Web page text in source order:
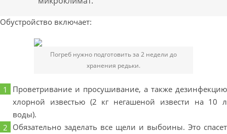
Обустройство включает:
Погреб нужно подготовить за 2 недели до
хранения редьки.
Проветривание и просушивание, а также дезинфекцию
хлорной известью (2 кг негашеной извести на 10 л
воды).
Обязательно заделать все щели и выбоины. Это спасет